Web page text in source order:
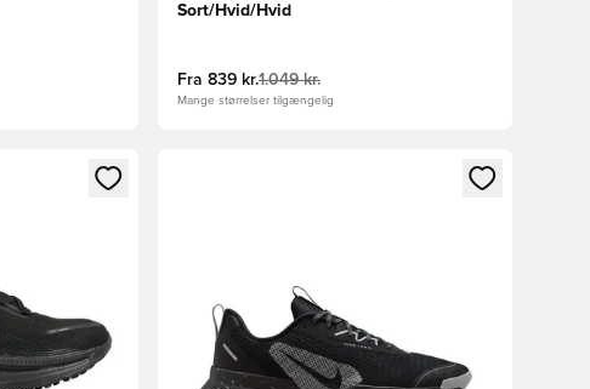
Sort/Hvid/Hvid
Fra 839 kr.1.049 kr.
Mange størrelser tilgængelig
ind eller tilmelde dig som medlemÅbner en Modal til at logge ind eller tilmelde dig